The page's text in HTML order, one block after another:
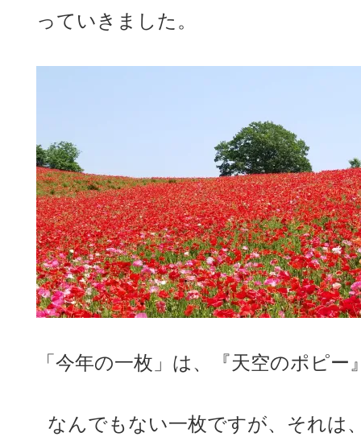
っていきました。
「今年の一枚」は、『天空のポピー
なんでもない一枚ですが、それは